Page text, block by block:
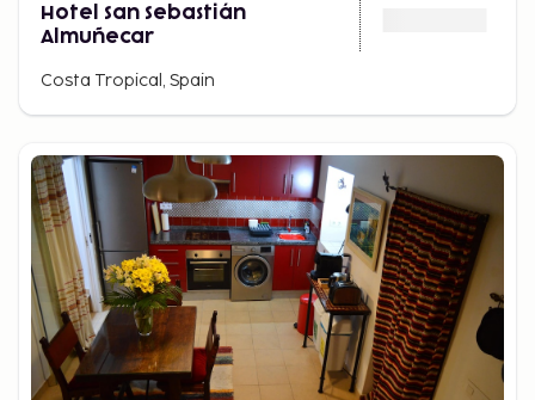
Hotel San Sebastián
Almuñecar
Costa Tropical, Spain